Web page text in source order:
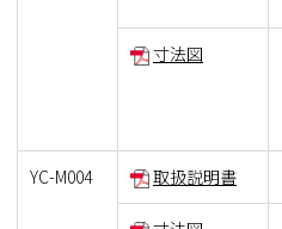
寸法図
YC-M004 取扱説明書